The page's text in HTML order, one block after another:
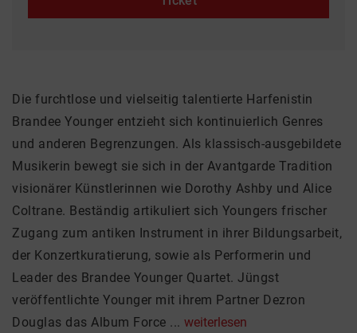
Die furchtlose und vielseitig talentierte Harfenistin
Brandee Younger entzieht sich kontinuierlich Genres
und anderen Begrenzungen. Als klassisch-ausgebildete
Musikerin bewegt sie sich in der Avantgarde Tradition
visionärer Künstlerinnen wie Dorothy Ashby und Alice
Coltrane. Beständig artikuliert sich Youngers frischer
Zugang zum antiken Instrument in ihrer Bildungsarbeit,
der Konzertkuratierung, sowie als Performerin und
Leader des Brandee Younger Quartet. Jüngst
veröffentlichte Younger mit ihrem Partner Dezron
Douglas das Album Force ... weiterlesen